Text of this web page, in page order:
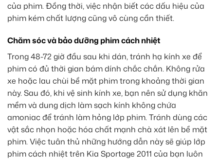
của phim. Đồng thời, việc nhận biết các dấu hiệu của
phim kém chất lượng cũng vô cùng cần thiết.
Chăm sóc và bảo dưỡng phim cách nhiệt
Trong 48-72 giờ đầu sau khi dán, tránh hạ kính xe để
phim có đủ thời gian bám dính chắc chắn. Không rửa
xe hoặc lau chùi bề mặt phim trong khoảng thời gian
này. Sau đó, khi vệ sinh kính xe, bạn nên sử dụng khăn
mềm và dung dịch làm sạch kính không chứa
amoniac để tránh làm hỏng lớp phim. Tránh dùng các
vật sắc nhọn hoặc hóa chất mạnh chà xát lên bề mặt
phim. Việc tuân thủ những hướng dẫn này sẽ giúp lớp
phim cách nhiệt trên Kia Sportage 2011 của bạn luôn